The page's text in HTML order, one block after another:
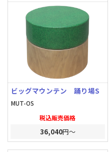
ビッグマウンテン 踊り場S
MUT-OS
税込販売価格
36,040円～